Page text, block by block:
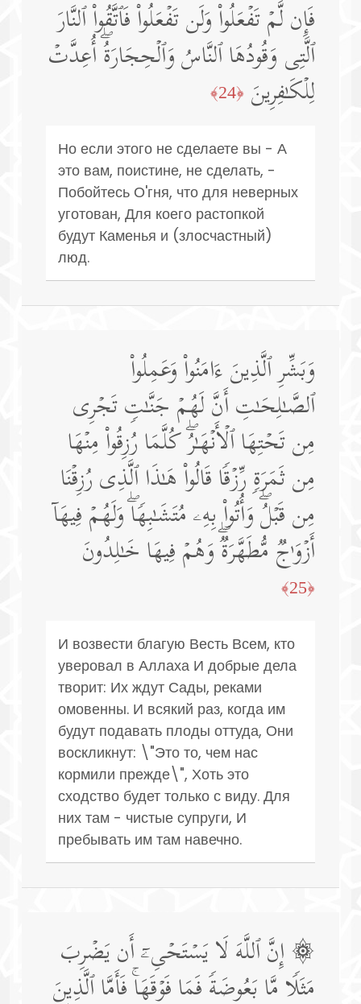
فَإِن لَّمۡ تَفۡعَلُوا۟ وَلَن تَفۡعَلُوا۟ فَٱتَّقُوا۟ ٱلنَّارَ
ٱلَّتِی وَقُودُهَا ٱلنَّاسُ وَٱلۡحِجَارَةُۖ أُعِدَّتۡ
لِلۡكَـٰفِرِینَ ﴿24﴾
Но если этого не сделаете вы - А
это вам, поистине, не сделать, -
Побойтесь О'гня, что для неверных
уготован, Для коего растопкой
будут Каменья и (злосчастный)
люд.
وَبَشِّرِ ٱلَّذِینَ ءَامَنُوا۟ وَعَمِلُوا۟
ٱلصَّـٰلِحَـٰتِ أَنَّ لَهُمۡ جَنَّـٰتࣲ تَجۡرِی
مِن تَحۡتِهَا ٱلۡأَنۡهَـٰرُۖ كُلَّمَا رُزِقُوا۟ مِنۡهَا
مِن ثَمَرَةࣲ رِّزۡقࣰا قَالُوا۟ هَـٰذَا ٱلَّذِی رُزِقۡنَا
مِن قَبۡلُۖ وَأُتُوا۟ بِهِۦ مُتَشَـٰبِهࣰاۖ وَلَهُمۡ فِیهَاۤ
أَزۡوَ ٰ⁠جࣱ مُّطَهَّرَةࣱۖ وَهُمۡ فِیهَا خَـٰلِدُونَ
﴿25﴾
И возвести благую Весть Всем, кто
уверовал в Аллаха И добрые дела
творит: Их ждут Сады, реками
омовенны. И всякий раз, когда им
будут подавать плоды оттуда, Они
воскликнут: \"Это то, чем нас
кормили прежде\", Хоть это
сходство будет только с виду. Для
них там - чистые супруги, И
пребывать им там навечно.
۞ إِنَّ ٱللَّهَ لَا یَسۡتَحۡیِۦۤ أَن یَضۡرِبَ
مَثَلࣰا مَّا بَعُوضَةࣰ فَمَا فَوۡقَهَاۚ فَأَمَّا ٱلَّذِینَ